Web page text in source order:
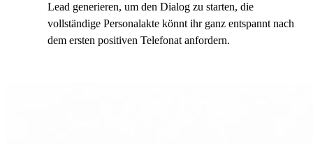
Lead generieren, um den Dialog zu starten, die
vollständige Personalakte könnt ihr ganz entspannt nach
dem ersten positiven Telefonat anfordern.